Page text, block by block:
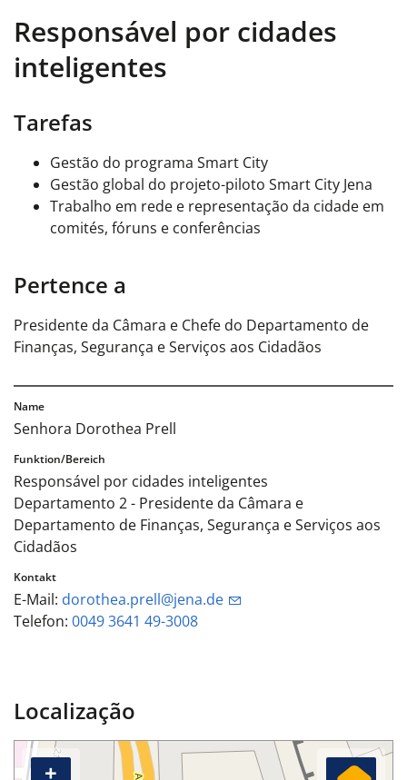
Responsável por cidades
inteligentes
Tarefas
Gestão do programa Smart City
Gestão global do projeto-piloto Smart City Jena
Trabalho em rede e representação da cidade em
comités, fóruns e conferências
Pertence a
Presidente da Câmara e Chefe do Departamento de
Finanças, Segurança e Serviços aos Cidadãos
Senhora Dorothea Prell
Responsável por cidades inteligentes
Departamento 2 - Presidente da Câmara e
Departamento de Finanças, Segurança e Serviços aos
Cidadãos
E-Mail: dorothea.prell@jena.de
Telefon: 0049 3641 49-3008
Localização
+